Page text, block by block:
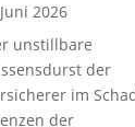
2026
unstillbare
der
im
der